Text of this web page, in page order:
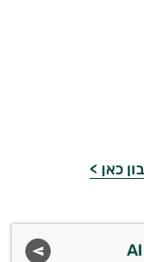
כאן >